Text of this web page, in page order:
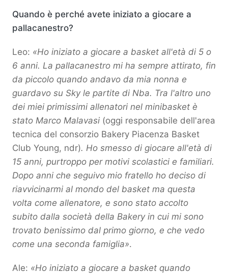
Quando è perché avete iniziato a giocare a
pallacanestro?
Leo: «Ho iniziato a giocare a basket all'età di 5 o
6 anni. La pallacanestro mi ha sempre attirato, fin
da piccolo quando andavo da mia nonna e
guardavo su Sky le partite di Nba. Tra l'altro uno
dei miei primissimi allenatori nel minibasket è
stato Marco Malavasi (oggi responsabile dell'area
tecnica del consorzio Bakery Piacenza Basket
Club Young, ndr). Ho smesso di giocare all'età di
15 anni, purtroppo per motivi scolastici e familiari.
Dopo anni che seguivo mio fratello ho deciso di
riavvicinarmi al mondo del basket ma questa
volta come allenatore, e sono stato accolto
subito dalla società della Bakery in cui mi sono
trovato benissimo dal primo giorno, e che vedo
come una seconda famiglia».
Ale: «Ho iniziato a giocare a basket quando